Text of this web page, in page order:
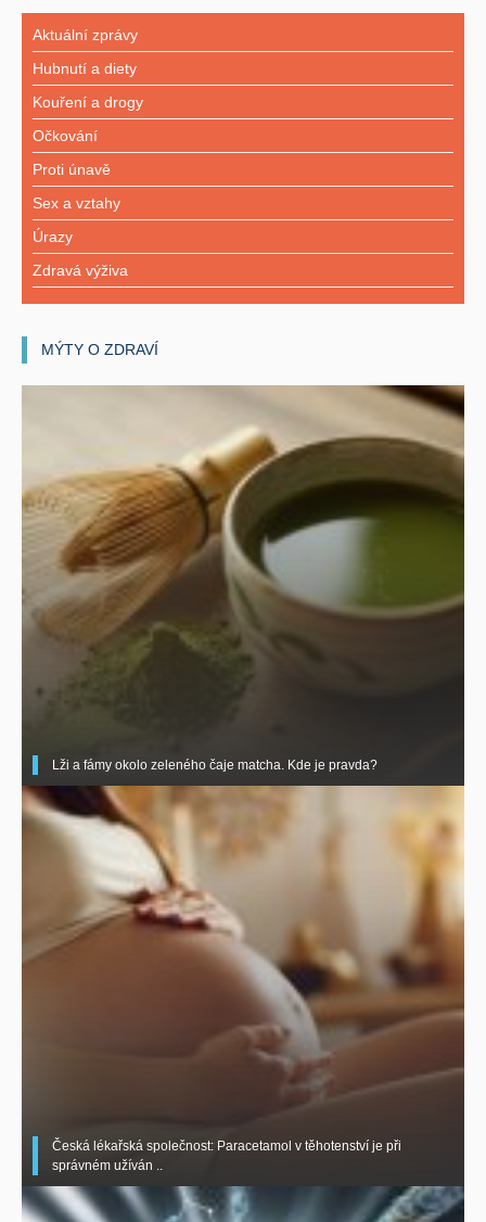
Aktuální zprávy
Hubnutí a diety
Kouření a drogy
Očkování
Proti únavě
Sex a vztahy
Úrazy
Zdravá výživa
MÝTY O ZDRAVÍ
Lži a fámy okolo zeleného čaje matcha. Kde je pravda?
Česká lékařská společnost: Paracetamol v těhotenství je při
správném užíván ..